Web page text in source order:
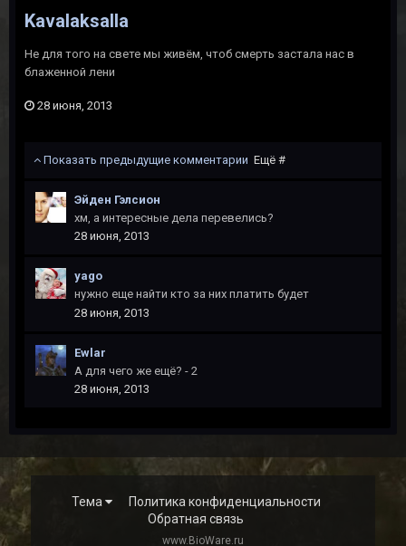
Kavalaksalla
Не для того на свете мы живём, чтоб смерть застала нас в
блаженной лени
28 июня, 2013
Показать предыдущие комментарии Ещё #
Эйден Гэлсион
хм, а интересные дела перевелись?
28 июня, 2013
yago
нужно еще найти кто за них платить будет
28 июня, 2013
Ewlar
А для чего же ещё? - 2
28 июня, 2013
Тема
Политика конфиденциальности
Обратная связь
www.BioWare.ru